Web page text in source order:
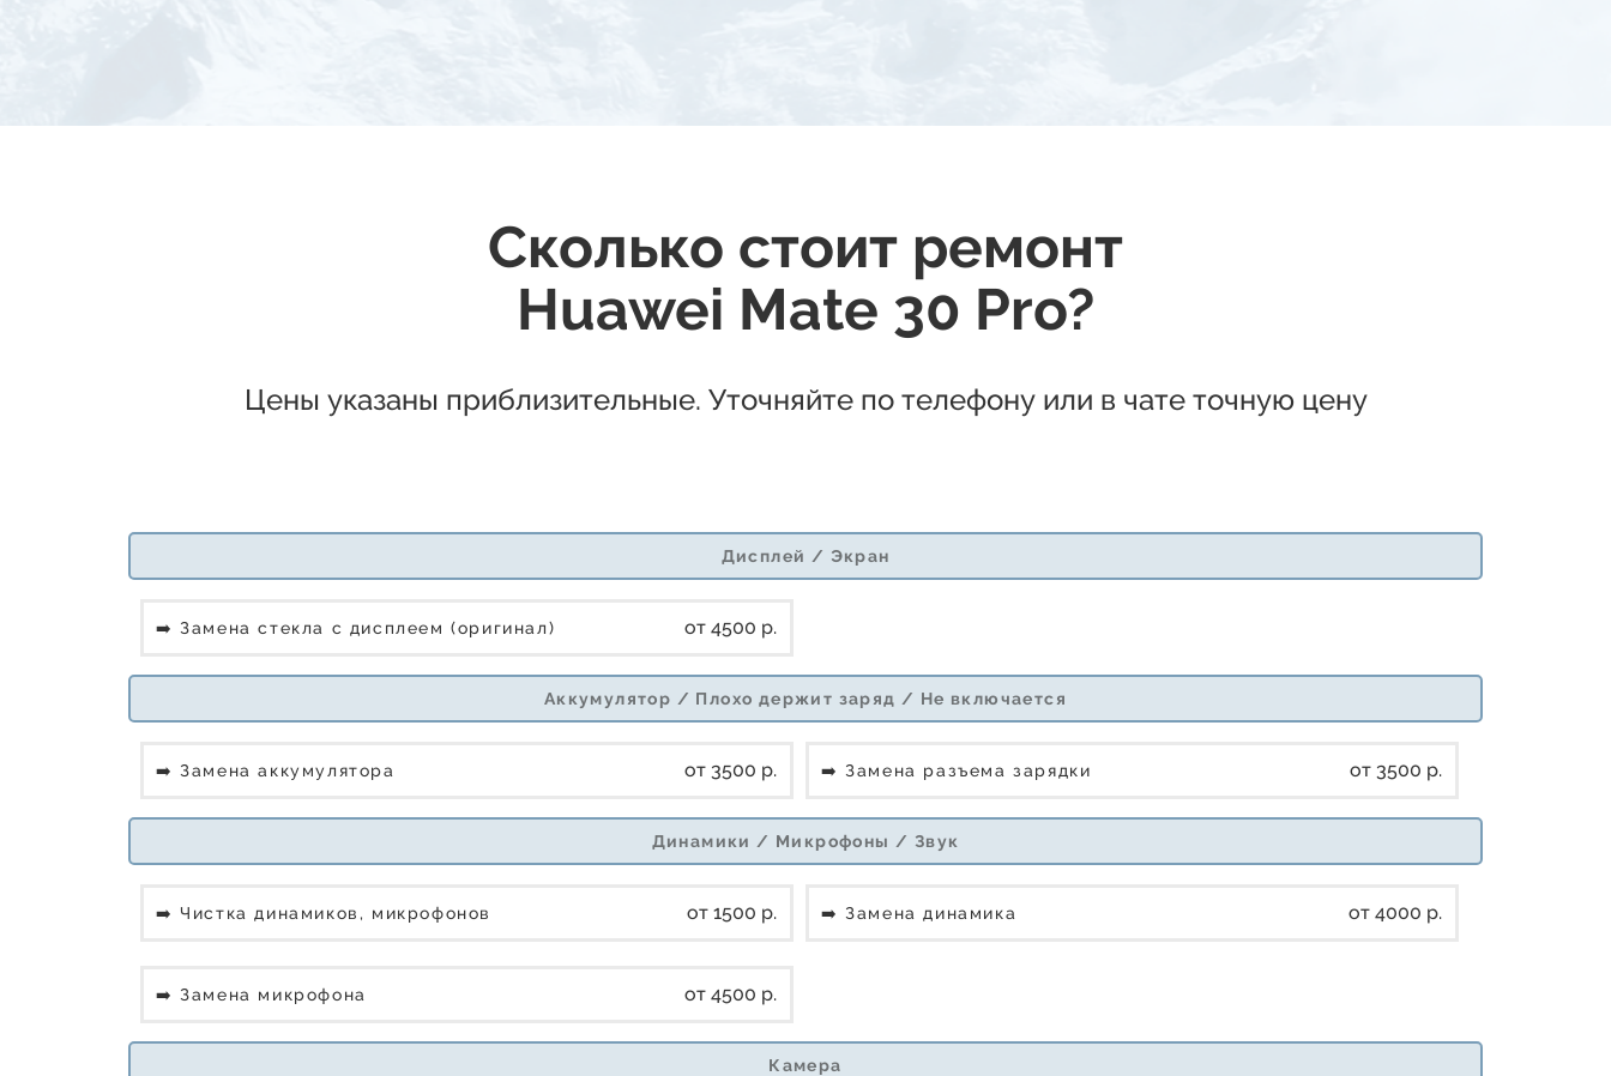
Сколько стоит ремонт
Huawei Mate 30 Pro?
Цены указаны приблизительные. Уточняйте по телефону или в чате точную цену
Дисплей / Экран
➡️ Замена стекла с дисплеем (оригинал) от 4500 р.
Аккумулятор / Плохо держит заряд / Не включается
➡️ Замена аккумулятора от 3500 р. ➡️ Замена разъема зарядки от 3500 р.
Динамики / Микрофоны / Звук
➡️ Чистка динамиков, микрофонов от 1500 р. ➡️ Замена динамика от 4000 р.
➡️ Замена микрофона от 4500 р.
Камера